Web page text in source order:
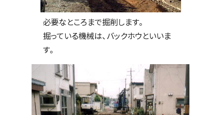
必要なところまで掘削します。
掘っている機械は、バックホウといいま
す。